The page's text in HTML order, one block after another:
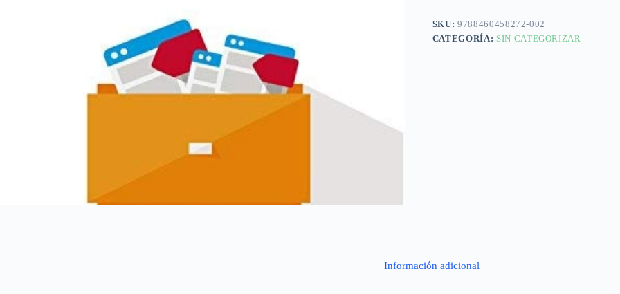
SKU:9788460458272-002
CATEGORÍA: SIN CATEGORIZAR
Información adicional